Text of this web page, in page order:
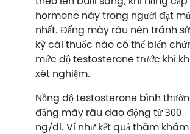
hormone này trong người đạt
nhất. Đấng mày râu nên tránh
kỳ cái thuốc nào có thể biến
mức độ testosterone trước khi
xét nghiệm.
Nồng độ testosterone bình
đấng mày râu dao động từ 300 -
ng/dl. Ví như kết quả thăm